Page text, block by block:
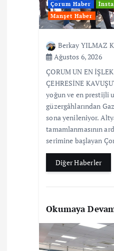
Çorum Haber
Manşet Haber
Berkay YILMAZ
Ağustos 6, 2026
ÇORUM UN EN
ÇEHRESİNE
yoğun ve en prestijli
güzergâhlarından
sona yenileniyor.
tamamlanmasının
serimine başlayan
Diğer Haberler
Okumaya